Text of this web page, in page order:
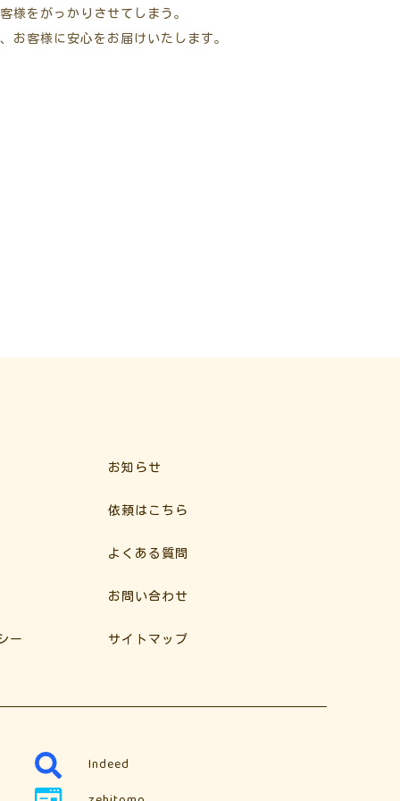
様をがっかりさせてしまう。
お客様に安心をお届けいたします。
お知らせ
依頼はこちら
よくある質問
お問い合わせ
ー サイトマップ
Indeed